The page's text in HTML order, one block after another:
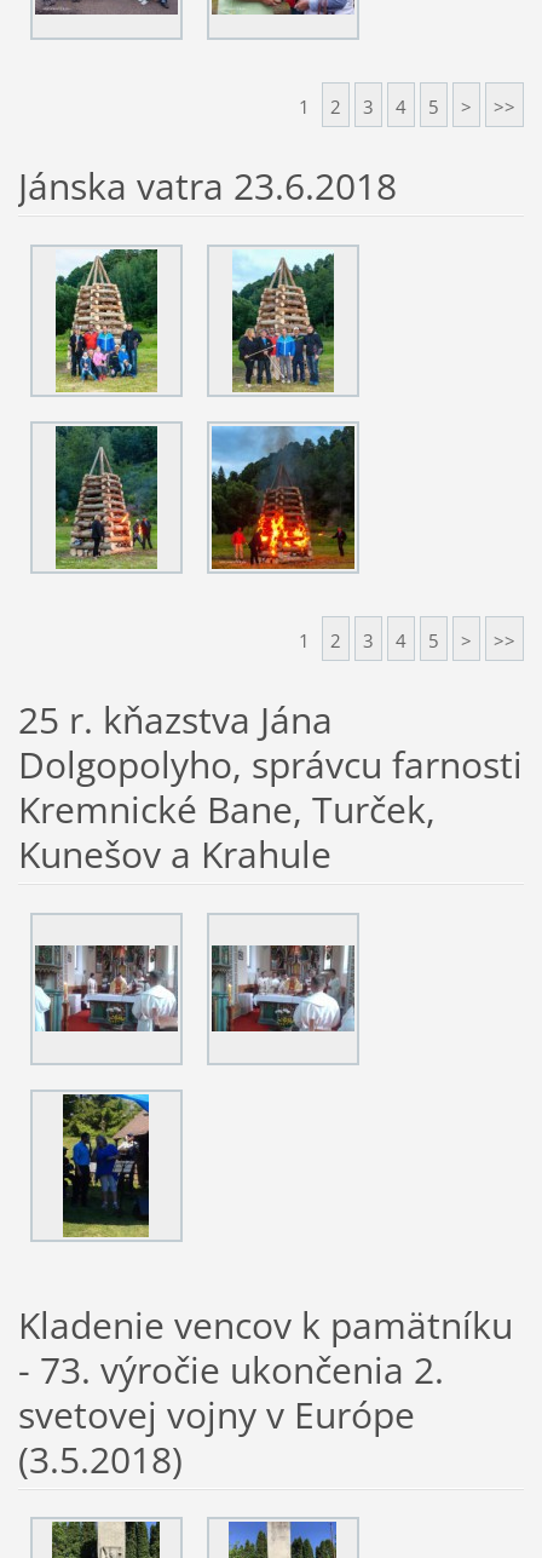
1 2 3 4 5 > >>
Jánska vatra 23.6.2018
1 2 3 4 5 > >>
25 r. kňazstva Jána
Dolgopolyho, správcu farnosti
Kremnické Bane, Turček,
Kunešov a Krahule
Kladenie vencov k pamätníku
- 73. výročie ukončenia 2.
svetovej vojny v Európe
(3.5.2018)